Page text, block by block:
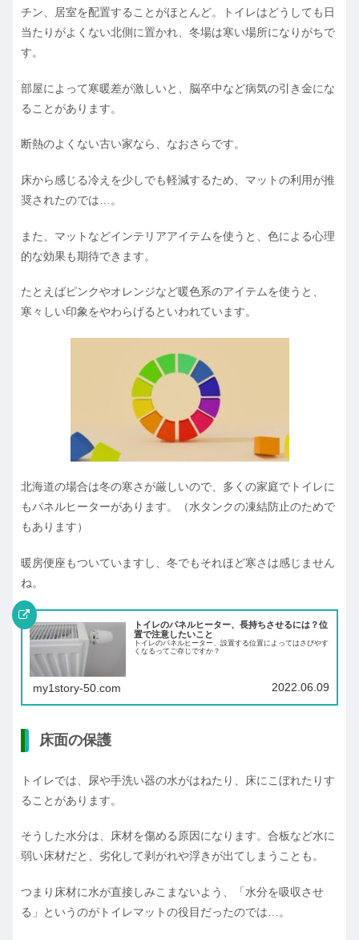
チン、居室を配置することがほとんど。トイレはどうしても日
当たりがよくない北側に置かれ、冬場は寒い場所になりがちで
す。
部屋によって寒暖差が激しいと、脳卒中など病気の引き金にな
ることがあります。
断熱のよくない古い家なら、なおさらです。
床から感じる冷えを少しでも軽減するため、マットの利用が推
奨されたのでは…。
また、マットなどインテリアアイテムを使うと、色による心理
的な効果も期待できます。
たとえばピンクやオレンジなど暖色系のアイテムを使うと、
寒々しい印象をやわらげるといわれています。
北海道の場合は冬の寒さが厳しいので、多くの家庭でトイレに
もパネルヒーターがあります。（水タンクの凍結防止のためで
もあります）
暖房便座もついていますし、冬でもそれほど寒さは感じません
ね。
トイレのパネルヒーター、長持ちさせるには？位
置で注意したいこと
トイレのパネルヒーター、設置する位置によってはさびやす
くなるってご存じですか？
my1story-50.com 2022.06.09
床面の保護
トイレでは、尿や手洗い器の水がはねたり、床にこぼれたりす
ることがあります。
そうした水分は、床材を傷める原因になります。合板など水に
弱い床材だと、劣化して剥がれや浮きが出てしまうことも。
つまり床材に水が直接しみこまないよう、「水分を吸収させ
る」というのがトイレマットの役目だったのでは…。